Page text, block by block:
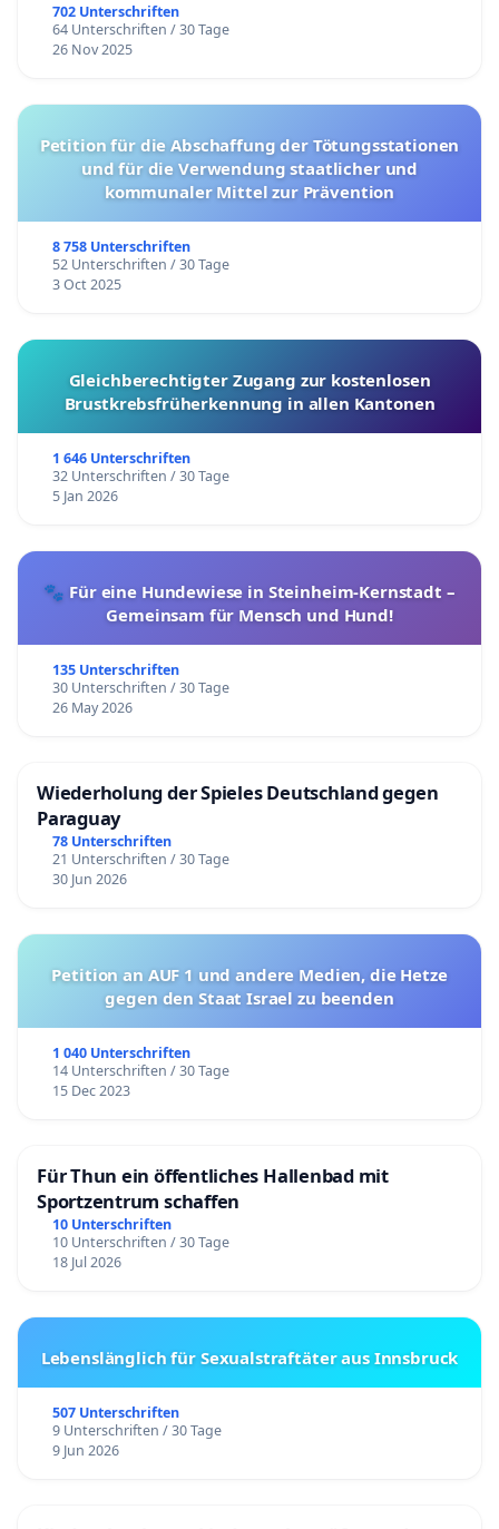
702 Unterschriften
64 Unterschriften / 30 Tage
26 Nov 2025
Petition für die Abschaffung der Tötungsstationen
und für die Verwendung staatlicher und
kommunaler Mittel zur Prävention
8 758 Unterschriften
52 Unterschriften / 30 Tage
3 Oct 2025
Gleichberechtigter Zugang zur kostenlosen
Brustkrebsfrüherkennung in allen Kantonen
1 646 Unterschriften
32 Unterschriften / 30 Tage
5 Jan 2026
🐾 Für eine Hundewiese in Steinheim-Kernstadt –
Gemeinsam für Mensch und Hund!
135 Unterschriften
30 Unterschriften / 30 Tage
26 May 2026
Wiederholung der Spieles Deutschland gegen
Paraguay
78 Unterschriften
21 Unterschriften / 30 Tage
30 Jun 2026
Petition an AUF 1 und andere Medien, die Hetze
gegen den Staat Israel zu beenden
1 040 Unterschriften
14 Unterschriften / 30 Tage
15 Dec 2023
Für Thun ein öffentliches Hallenbad mit
Sportzentrum schaffen
10 Unterschriften
10 Unterschriften / 30 Tage
18 Jul 2026
Lebenslänglich für Sexualstraftäter aus Innsbruck
507 Unterschriften
9 Unterschriften / 30 Tage
9 Jun 2026